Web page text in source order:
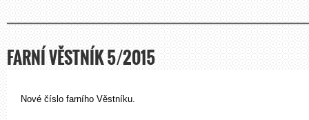
FARNÍ VĚSTNÍK 5/2015
Nové číslo farního Věstníku.